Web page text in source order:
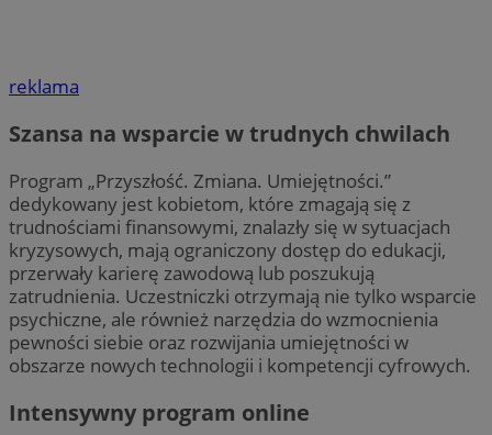
reklama
Szansa na wsparcie w trudnych chwilach
Program „Przyszłość. Zmiana. Umiejętności.”
dedykowany jest kobietom, które zmagają się z
trudnościami finansowymi, znalazły się w sytuacjach
kryzysowych, mają ograniczony dostęp do edukacji,
przerwały karierę zawodową lub poszukują
zatrudnienia. Uczestniczki otrzymają nie tylko wsparcie
psychiczne, ale również narzędzia do wzmocnienia
pewności siebie oraz rozwijania umiejętności w
obszarze nowych technologii i kompetencji cyfrowych.
Intensywny program online